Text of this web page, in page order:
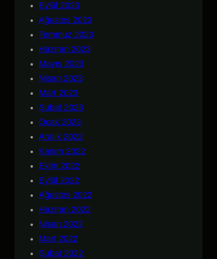
Eylül 2023
Ağustos 2023
Temmuz 2023
Haziran 2023
Mayıs 2023
Nisan 2023
Mart 2023
Şubat 2023
Ocak 2023
Aralık 2022
Kasım 2022
Ekim 2022
Eylül 2022
Ağustos 2022
Haziran 2022
Nisan 2022
Mart 2022
Şubat 2022